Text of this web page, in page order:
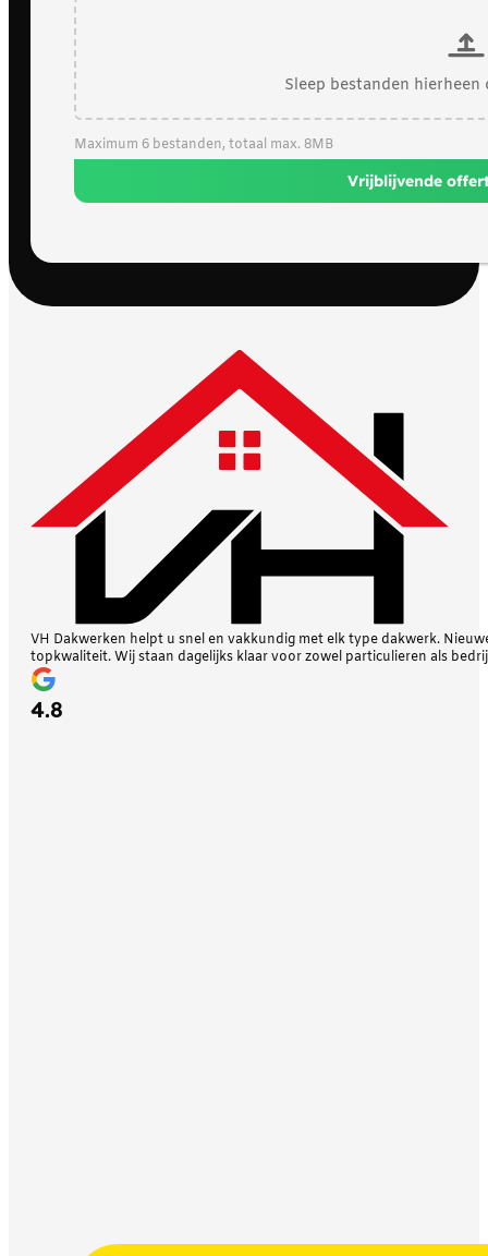
Sleep bestanden
Maximum 6 bestanden, totaal max. 8MB
Vrijblijvende
VH Dakwerken helpt u snel en vakkundig met elk type dakwerk.
topkwaliteit. Wij staan dagelijks klaar voor zowel particulieren als
4.8